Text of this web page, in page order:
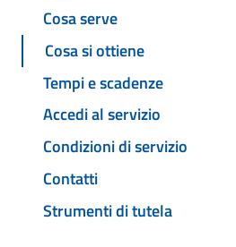
Cosa serve
Cosa si ottiene
Tempi e scadenze
Accedi al servizio
Condizioni di servizio
Contatti
Strumenti di tutela